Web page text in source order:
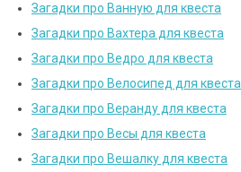
Загадки про Ванную для квеста
Загадки про Вахтера для квеста
Загадки про Ведро для квеста
Загадки про Велосипед для квеста
Загадки про Веранду для квеста
Загадки про Весы для квеста
Загадки про Вешалку для квеста